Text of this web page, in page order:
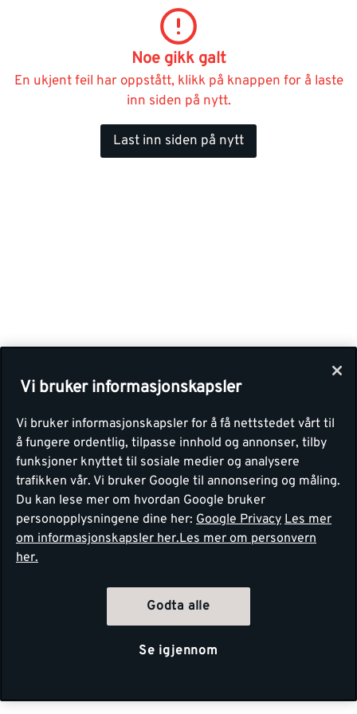
Noe gikk galt
En ukjent feil har oppstått, klikk på knappen for å laste
inn siden på nytt.
Last inn siden på nytt
Vi bruker informasjonskapsler
Vi bruker informasjonskapsler for å få nettstedet vårt til
å fungere ordentlig, tilpasse innhold og annonser, tilby
funksjoner knyttet til sosiale medier og analysere
trafikken vår. Vi bruker Google til annonsering og måling.
Du kan lese mer om hvordan Google bruker
personopplysningene dine her: Google Privacy Les mer
om informasjonskapsler her.Les mer om personvern
her.
Godta alle
Se igjennom